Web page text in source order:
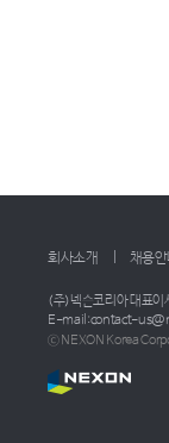
회사소개 채용안
(주)넥슨코리아 대표이
E-mail:contact-
ⓒ NEXON Korea